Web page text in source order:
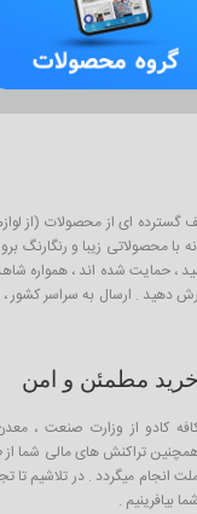
برای خرید و فروش طیف گسترده ای از
زیبا و رنگارنگ
خوب ایرانی است که از طریق صندوق
دهید . ارسال به سراسر
خرید مطمئن و امن
کادو از وزارت صنعت ،
تراکنش های مالی شما
انجام میگردد . در تلاشیم
شما بیافرینیم .